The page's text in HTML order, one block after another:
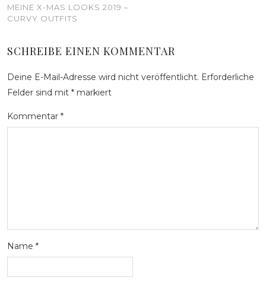
MEINE X-MAS LOOKS 2019 –
CURVY OUTFITS
SCHREIBE EINEN KOMMENTAR
Deine E-Mail-Adresse wird nicht veröffentlicht. Erforderliche
Felder sind mit * markiert
Kommentar *
Name *